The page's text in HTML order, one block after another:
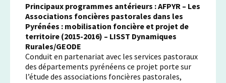
Principaux programmes antérieurs :AFPYR – Les
Associations foncières pastorales dans les
Pyrénées : mobilisation foncière et projet de
territoire (2015-2016) – LISST Dynamiques
Rurales/GEODE
Conduit en partenariat avec les services pastoraux
des départements pyrénéens ce projet porte sur
l’étude des associations foncières pastorales,